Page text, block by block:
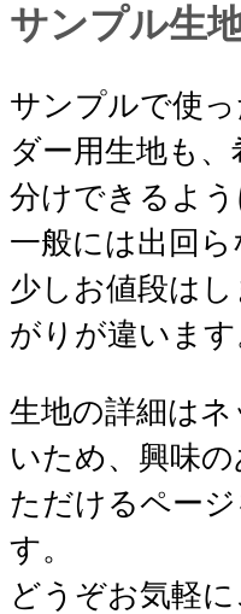
サンプル生
サンプルで使
ダー用生地も
分けできるよう
一般には出回ら
少しお値段は
がりが違います
生地の詳細は
いため、興味
ただけるペー
す。
どうぞお気軽に